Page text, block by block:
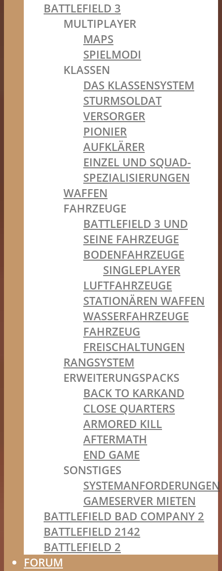
BATTLEFIELD 3
MULTIPLAYER
MAPS
SPIELMODI
KLASSEN
DAS KLASSENSYSTEM
STURMSOLDAT
VERSORGER
PIONIER
AUFKLÄRER
EINZEL UND SQUAD-
SPEZIALISIERUNGEN
WAFFEN
FAHRZEUGE
BATTLEFIELD 3 UND
SEINE FAHRZEUGE
BODENFAHRZEUGE
SINGLEPLAYER
LUFTFAHRZEUGE
STATIONÄREN WAFFEN
WASSERFAHRZEUGE
FAHRZEUG
FREISCHALTUNGEN
RANGSYSTEM
ERWEITERUNGSPACKS
BACK TO KARKAND
CLOSE QUARTERS
ARMORED KILL
AFTERMATH
END GAME
SONSTIGES
SYSTEMANFORDERUNGEN
GAMESERVER MIETEN
BATTLEFIELD BAD COMPANY 2
BATTLEFIELD 2142
BATTLEFIELD 2
FORUM